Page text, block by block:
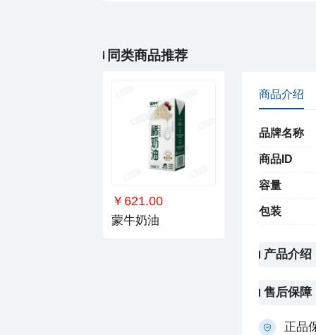
同类商品推荐
￥621.00
蒙牛奶油
商品介绍
品牌名称
商品ID
容量
包装
产品介绍
售后保障
正品